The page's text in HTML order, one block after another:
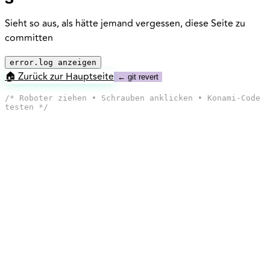
Sieht so aus, als hätte jemand vergessen, diese Seite zu
committen
error.log anzeigen
🏠 Zurück zur Hauptseite ← git revert
/* Roboter ziehen • Schrauben anklicken • Konami-Code
testen */